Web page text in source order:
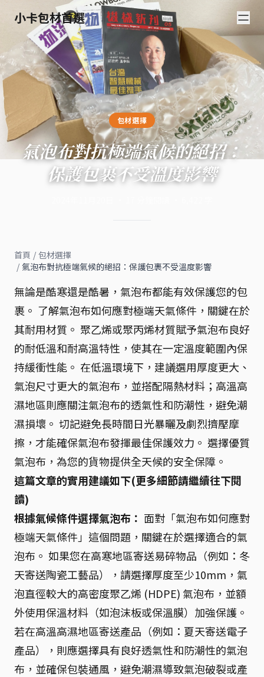
小卡包材首選
包材選擇
氣泡布對抗極端氣候的絕招：
保護包裹不受溫度影響
首頁 / 包材選擇
/ 氣泡布對抗極端氣候的絕招：保護包裹不受溫度影響
無論是酷寒還是酷暑，氣泡布都能有效保護您的包
裹。 了解氣泡布如何應對極端天氣條件，關鍵在於
其耐用材質。 聚乙烯或聚丙烯材質賦予氣泡布良好
的耐低溫和耐高溫特性，使其在一定溫度範圍內保
持緩衝性能。 在低溫環境下，建議選用厚度更大、
氣泡尺寸更大的氣泡布，並搭配隔熱材料；高溫高
濕地區則應關注氣泡布的透氣性和防潮性，避免潮
濕損壞。 切記避免長時間日光暴曬及劇烈擠壓摩
擦，才能確保氣泡布發揮最佳保護效力。 選擇優質
氣泡布，為您的貨物提供全天候的安全保障。
這篇文章的實用建議如下(更多細節請繼續往下閱
讀)
根據氣候條件選擇氣泡布： 面對「氣泡布如何應對
極端天氣條件」這個問題，關鍵在於選擇適合的氣
泡布。 如果您在高寒地區寄送易碎物品（例如：冬
天寄送陶瓷工藝品），請選擇厚度至少10mm，氣
泡直徑較大的高密度聚乙烯 (HDPE) 氣泡布，並額
外使用保溫材料（如泡沫板或保溫膜）加強保護。
若在高溫高濕地區寄送產品（例如：夏天寄送電子
產品），則應選擇具有良好透氣性和防潮性的氣泡
布，並確保包裝通風，避免潮濕導致氣泡破裂或產